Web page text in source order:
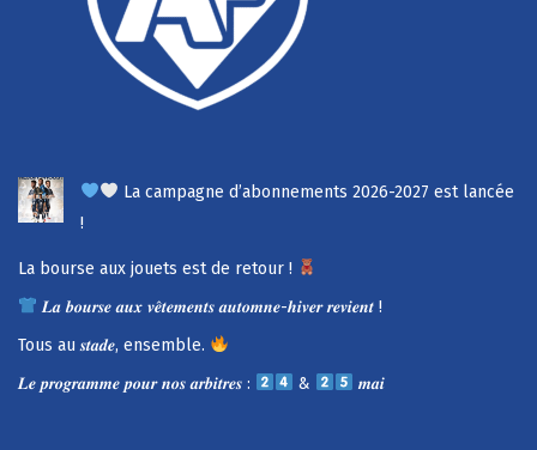
La campagne d’abonnements 2026-2027 est lancée
!
La bourse aux jouets est de retour !
𝑳𝒂 𝒃𝒐𝒖𝒓𝒔𝒆 𝒂𝒖𝒙 𝒗𝒆̂𝒕𝒆𝒎𝒆𝒏𝒕𝒔 𝒂𝒖𝒕𝒐𝒎𝒏𝒆-𝒉𝒊𝒗𝒆𝒓 𝒓𝒆𝒗𝒊𝒆𝒏𝒕 !
Tous au 𝒔𝒕𝒂𝒅𝒆, ensemble.
𝑳𝒆 𝒑𝒓𝒐𝒈𝒓𝒂𝒎𝒎𝒆 𝒑𝒐𝒖𝒓 𝒏𝒐𝒔 𝒂𝒓𝒃𝒊𝒕𝒓𝒆𝒔 :
& 𝒎𝒂𝒊